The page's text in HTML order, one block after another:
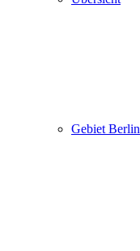
Gebiet Berlin